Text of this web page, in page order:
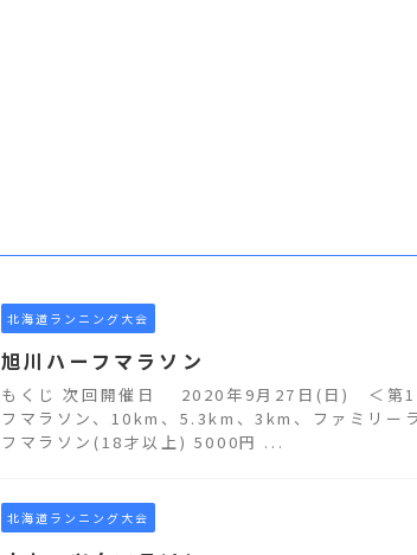
北海道ランニング大会
旭川ハーフマラソン
もくじ 次回開催日 2020年9月27日(日)
フマラソン、10km、5.3km、3km、ファミリ
フマラソン(18才以上) 5000円 ...
北海道ランニング大会